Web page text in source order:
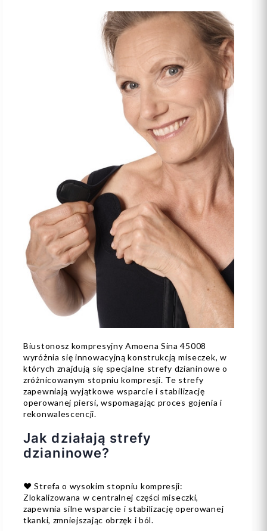
Biustonosz kompresyjny Amoena Sina 45008
wyróżnia się innowacyjną konstrukcją miseczek, w
których znajdują się specjalne strefy dzianinowe o
zróżnicowanym stopniu kompresji. Te strefy
zapewniają wyjątkowe wsparcie i stabilizację
operowanej piersi, wspomagając proces gojenia i
rekonwalescencji.
Jak działają strefy
dzianinowe?
❤️ Strefa o wysokim stopniu kompresji:
Zlokalizowana w centralnej części miseczki,
zapewnia silne wsparcie i stabilizację operowanej
tkanki, zmniejszając obrzęk i ból.